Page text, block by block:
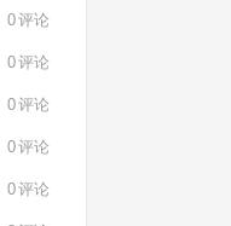
0评论
0评论
0评论
0评论
0评论